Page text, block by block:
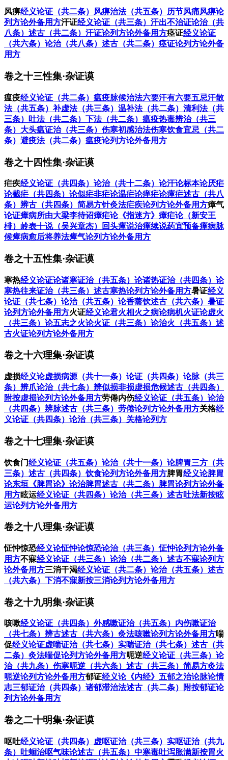
风痹经义论证（共二条） 风痹治法（共五条） 历节风痛风痹论
列方论外备用方汗证经义论证（共三条） 汗出不治证论治（共
八条） 述古（共二条） 汗证论列方论外备用方痉证经义论证
（共六条） 论治（共八条） 述古（共二条） 痉证论列方论外备
用方
卷之十三性集·杂证谟
瘟疫经义论证（共二条） 瘟疫脉候治法六要汗有六要五忌汗散
法（共五条） 补虚法（共三条） 温补法（共二条） 清利法（共
三条）
吐法（共二条） 下法（共二条） 瘟疫热毒辨治（共三
条） 大头瘟证治（共三条） 伤寒初感治法伤寒饮食宜忌（共二
条） 避疫法（共二条） 瘟疫论列方论外备用方
卷之十四性集·杂证谟
疟疾经义论证（共四条） 论治（共十二条） 论汗论标本论厌疟
论截疟（共四条） 论似疟非疟论温疟论瘅疟论瘴疟述古（共八
条） 辨古（共四条） 简易方针灸法疟疾论列方论外备用方瘴气
论证瘴病所由大梁李待诏瘴疟论《指迷方》瘴疟论（新安王
棑） 岭表十说（吴兴章杰） 回头瘴说治瘴续说药宜预备瘴病脉
候瘴病愈后将养法瘴气论列方论外备用方
卷之十五性集·杂证谟
寒热经义论证论诸寒证治（共五条） 论诸热证治（共四条） 论
寒热往来证治（共三条） 述古寒热论列方论外备用方暑证经义
论证（共七条） 论治（共五条） 论香薷饮述古（共六条） 暑证
论列方论外备用方火证经义论君火相火之病论病机火证论虚火
（共三条） 论五志之火论火证（共三条） 论治火（共五条） 述
古火证论列方论外备用方
卷之十六理集·杂证谟
虚损经义论虚损病源（共十一条） 论证（共四条） 论脉（共三
条） 辨爪论治（共七条） 辨似损非损虚损危候述古（共四条）
附按虚损论列方论外备用方劳倦内伤经义论证（共五条） 论治
（共四条） 辨脉述古（共三条） 劳倦论列方论外备用方关格经
义论证（共四条） 论治（共三条） 关格论列方
卷之十七理集·杂证谟
饮食门经义论证（共五条） 论治（共十一条） 论脾胃三方（共
三条） 述古（共四条）饮食论列方论外备用方脾胃经义论脾胃
论东垣《脾胃论》 论治脾胃述古（共二条） 脾胃论列方论外备
用方眩运经义论证（共四条） 论治（共三条） 述古吐法新按眩
运论列方论外备用方
卷之十八理集·杂证谟
怔忡惊恐经义论怔忡论惊恐论治（共三条）怔忡论列方论外备
用方不寐经义论证（共三条） 论治（共二条） 述古不寐论列方
论外备用方三消干渴经义论证（共二条） 论治（共五条） 述古
（共六条） 下消不寐新按三消论列方论外备用方
卷之十九明集·杂证谟
咳嗽经义论证（共四条） 外感嗽证治（共五条） 内伤嗽证治
（共七条） 辨古述古（共六条） 灸法咳嗽论列方论外备用方喘
促经义论证虚喘证治（共七条） 实喘证治（共七条） 述古（共
二条） 灸法喘促论列方论外备用方呃逆经义论证（共三条） 论
治（共九条） 伤寒呃逆（共六条） 述古（共三条） 简易方灸法
呃逆论列方论外备用方郁证经义论《内经》五郁之治论脉论情
志三郁证治（共四条） 诸郁滞治法述古（共二条） 附按郁证论
列方论外备用方
卷之二十明集·杂证谟
呕吐经义论证（共四条） 虚呕证治（共三条） 实呕证治（共九
条）
吐蛔治呕气味论述古（共五条） 中寒毒吐泻胀满新按胃火